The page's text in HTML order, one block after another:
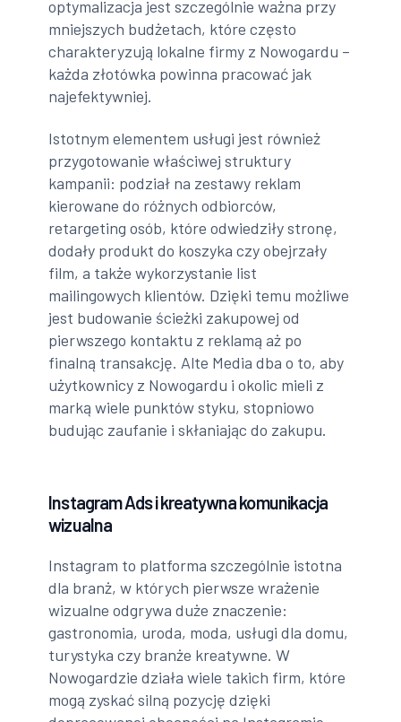
optymalizacja jest szczególnie ważna przy
mniejszych budżetach, które często
charakteryzują lokalne firmy z Nowogardu –
każda złotówka powinna pracować jak
najefektywniej.
Istotnym elementem usługi jest również
przygotowanie właściwej struktury
kampanii: podział na zestawy reklam
kierowane do różnych odbiorców,
retargeting osób, które odwiedziły stronę,
dodały produkt do koszyka czy obejrzały
film, a także wykorzystanie list
mailingowych klientów. Dzięki temu możliwe
jest budowanie ścieżki zakupowej od
pierwszego kontaktu z reklamą aż po
finalną transakcję. Alte Media dba o to, aby
użytkownicy z Nowogardu i okolic mieli z
marką wiele punktów styku, stopniowo
budując zaufanie i skłaniając do zakupu.
Instagram Ads i kreatywna komunikacja
wizualna
Instagram to platforma szczególnie istotna
dla branż, w których pierwsze wrażenie
wizualne odgrywa duże znaczenie:
gastronomia, uroda, moda, usługi dla domu,
turystyka czy branże kreatywne. W
Nowogardzie działa wiele takich firm, które
mogą zyskać silną pozycję dzięki